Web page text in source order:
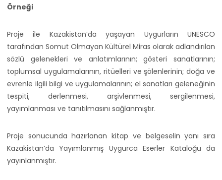
Örneği
Proje ile Kazakistan’da yaşayan Uygurların UNESCO
tarafından Somut Olmayan Kültürel Miras olarak adlandırılan
sözlü gelenekleri ve anlatımlarının; gösteri sanatlarının;
toplumsal uygulamalarının, ritüelleri ve şölenlerinin; doğa ve
evrenle ilgili bilgi ve uygulamalarının; el sanatları geleneğinin
tespiti, derlenmesi, arşivlenmesi, sergilenmesi,
yayımlanması ve tanıtılmasını sağlanmıştır.
Proje sonucunda hazırlanan kitap ve belgeselin yanı sıra
Kazakistan’da Yayımlanmış Uygurca Eserler Kataloğu da
yayınlanmıştır.